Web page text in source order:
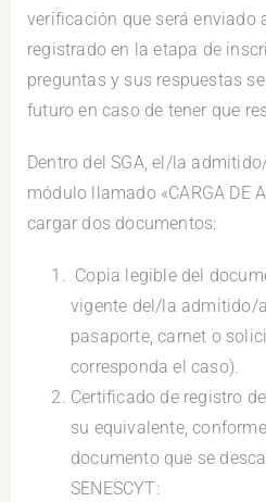
verificación que será enviado
registrado en la etapa de
preguntas y sus respuestas
futuro en caso de tener que
Dentro del SGA, el/la
módulo llamado «CARGA DE
cargar dos documentos:
Copia legible del
vigente del/la admitido/
pasaporte, carnet o
corresponda el caso).
Certificado de registro
su equivalente,
documento que se
SENESCYT: